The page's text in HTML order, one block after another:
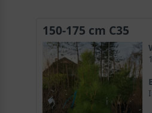
150-175 cm C35